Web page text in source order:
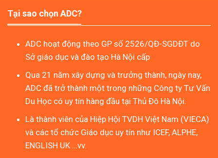
Tại sao chọn ADC?
ADC hoạt động theo GP số 2526/QĐ-SGDĐT do
Sở giáo dục và đào tạo Hà Nội cấp
Qua 21 năm xây dựng và trưởng thành, ngày nay,
ADC đã trở thành một trong những Công ty Tư Vấn
Du Học có uy tín hàng đầu tại Thủ Đô Hà Nội.
Là thành viên của Hiệp Hội TVDH Việt Nam (VIECA)
và các tổ chức Giáo dục uy tín như ICEF, ALPHE,
ENGLISH UK …vv.